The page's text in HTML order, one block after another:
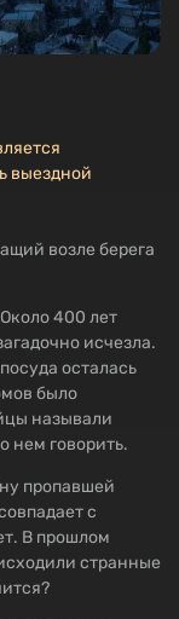
выездной
возле берега
400 лет
исчезла.
осталась
было
называли
нем говорить.
пропавшей
с
В прошлом
странные